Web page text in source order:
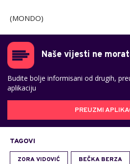
(MONDO)
Naše vijesti ne
Budite bolje informisani od drugih,
aplikaciju
PREUZMI
TAGOVI
ZORA VIDOVIĆ BEČKA BERZA